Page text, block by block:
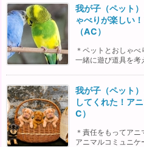
我が子（ペット
ゃべりが楽しい
（AC）
＊ペットとおしゃ
一緒に遊び道具を考
我が子（ペット
してくれた！ア
C）
＊責任をもってア
アニマルコミュニケ